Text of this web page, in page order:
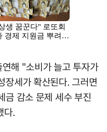
해 "소비가 늘고 투자가
장세가 확산된다. 그러면
금 감소 문제 세수 부진
다.